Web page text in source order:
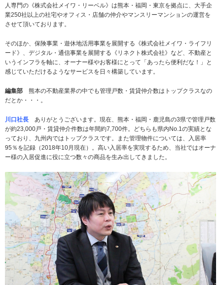
人専門の《株式会社メイワ・リーベル》は熊本・福岡・東京を拠点に、大手企
業250社以上の社宅やオフィス・店舗の仲介やマンスリーマンションの運営を
させて頂いております。
そのほか、保険事業・遊休地活用事業を展開する《株式会社メイワ・ライフリ
ード》、デジタル・通信事業を展開する《リネクト株式会社》など、不動産と
いうインフラを軸に、オーナー様やお客様にとって「あったら便利だな！」と
感じていただけるようなサービスを日々構築しています。
編集部 熊本の不動産業界の中でも管理戸数・賃貸仲介数はトップクラスなの
だとか・・・。
川口社長 ありがとうございます。現在、熊本・福岡・鹿児島の3県で管理戸数
が約23,000戸・賃貸仲介件数は年間約7,700件。どちらも県内No.1の実績とな
っており、九州内ではトップクラスです。また管理物件については、入居率
95％を記録（2018年10月現在）。高い入居率を実現するため、当社ではオーナ
ー様の入居促進に役に立つ数々の商品を生み出してきました。